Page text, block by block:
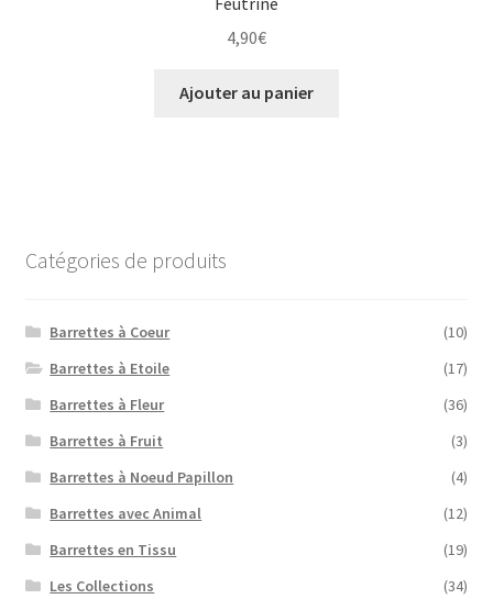
4,90€
Ajouter au panier
Catégories de produits
Barrettes à Coeur
(10)
Barrettes à Etoile
(17)
Barrettes à Fleur
(36)
Barrettes à Fruit
(3)
Barrettes à Noeud Papillon
(4)
Barrettes avec Animal
(12)
Barrettes en Tissu
(19)
Les Collections
(34)